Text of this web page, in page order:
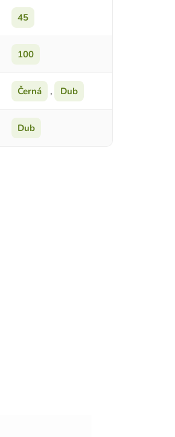
45
100
Černá , Dub
Dub